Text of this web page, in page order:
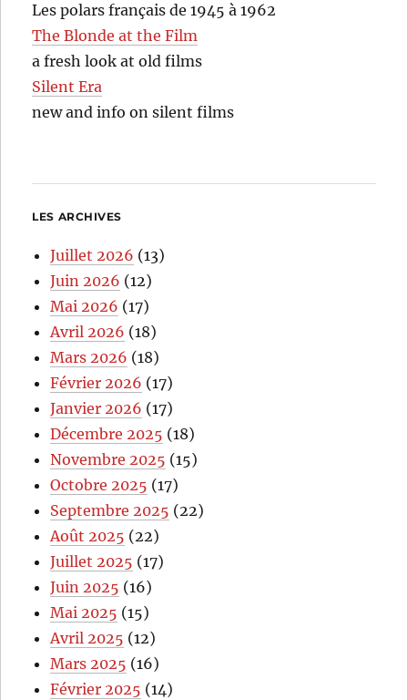
Les polars français de 1945 à 1962
The Blonde at the Film
a fresh look at old films
Silent Era
new and info on silent films
LES ARCHIVES
Juillet 2026 (13)
Juin 2026 (12)
Mai 2026 (17)
Avril 2026 (18)
Mars 2026 (18)
Février 2026 (17)
Janvier 2026 (17)
Décembre 2025 (18)
Novembre 2025 (15)
Octobre 2025 (17)
Septembre 2025 (22)
Août 2025 (22)
Juillet 2025 (17)
Juin 2025 (16)
Mai 2025 (15)
Avril 2025 (12)
Mars 2025 (16)
Février 2025 (14)